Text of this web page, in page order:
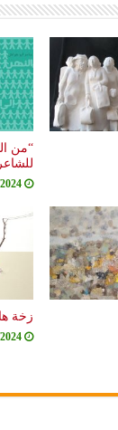
“من
زخة